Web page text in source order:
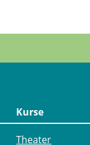
Kurse
Theater